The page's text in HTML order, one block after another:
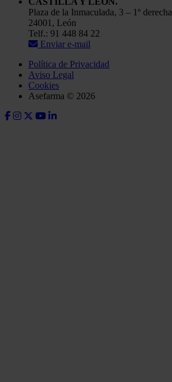
Plaza de la Inmaculada, 3 – 1º derecha
24001, León
Telf.: 91 448 84 22
Enviar e-mail
Política de Privacidad
Aviso Legal
Cookies
Asefarma © 2026